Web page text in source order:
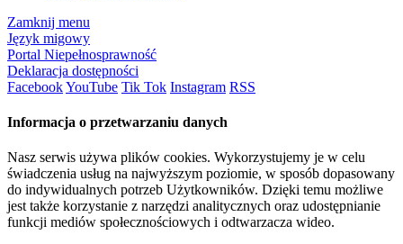
Zamknij menu
Język migowy
Portal Niepełnosprawność
Deklaracja dostępności
FacebookYouTube Tik Tok Instagram RSS
Informacja o przetwarzaniu danych
Nasz serwis używa plików cookies. Wykorzystujemy je w celu
świadczenia usług na najwyższym poziomie, w sposób dopasowany
do indywidualnych potrzeb Użytkowników. Dzięki temu możliwe
jest także korzystanie z narzędzi analitycznych oraz udostępnianie
funkcji mediów społecznościowych i odtwarzacza wideo.